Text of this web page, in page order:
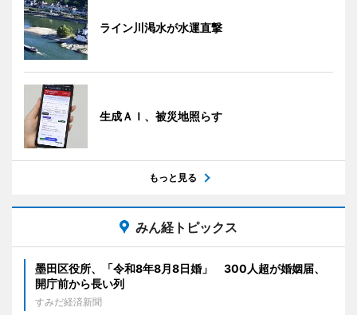
ライン川渇水が水運直撃
生成ＡＩ、被災地照らす
もっと見る
みん経トピックス
墨田区役所、「令和8年8月8日婚」 300人超が婚姻届、
開庁前から長い列
すみだ経済新聞